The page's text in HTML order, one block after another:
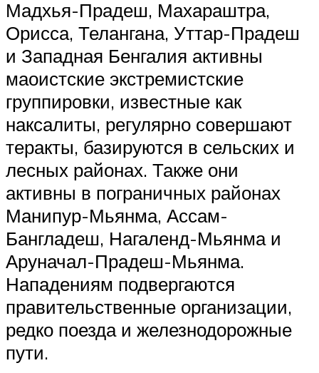
Мадхья-Прадеш, Махараштра,
Орисса, Телангана, Уттар-Прадеш
и Западная Бенгалия активны
маоистские экстремистские
группировки, известные как
наксалиты, регулярно совершают
теракты, базируются в сельских и
лесных районах. Также они
активны в пограничных районах
Манипур-Мьянма, Ассам-
Бангладеш, Нагаленд-Мьянма и
Аруначал-Прадеш-Мьянма.
Нападениям подвергаются
правительственные организации,
редко поезда и железнодорожные
пути.